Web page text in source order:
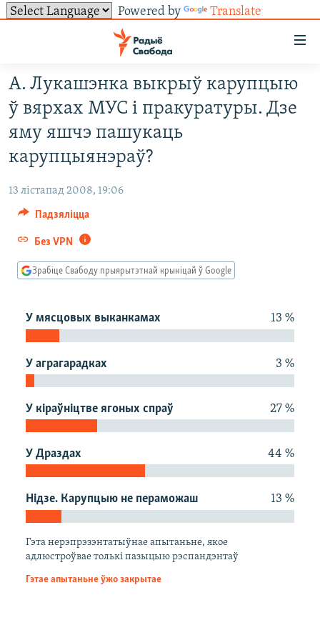
Powered by Translate
ўнівэрсальнага
доступу
Перайсьці
да
галоўнага
зьместу
Перайсьці
да
галоўнай
навігацыі
Перайсьці
пошуку
НАВІНЫ
УСЕ НАВІНЫ
ВІДЭА І ФОТА
ПАЛІТЫКА
ЭКАНОМІКА
БЕЛАРУСЫ НА ВАЙНЕ
КУЛЬТУРА
ТОЛЬКІ НА СВАБОДЗЕ
ТЭСТЫ
ГІСТОРЫЯ НА СВАБОДЗЕ
ПАДКАСТЫ
АЎДЫЁКНІГІ
СУВЯЗЬ
ПАДЗЯЛІЦЦА ІНФАРМАЦЫЯЙ
ПАДПІСАЦЦА
ПАДКАСТЫ
TWITTER
САЧЫЦЕ ЗА АБНАЎЛЕНЬНЯМІ
А. Лукашэнка выкрыў карупцыю
ў вярхах МУС і пракуратуры. Дзе
яму яшчэ пашукаць
карупцыянэраў?
13 лістапад 2008, 19:06
Падзяліцца
Без VPN
Зрабіце Свабоду прыярытэтнай крыніцай ў Google
У мясцовых выканкамах 13 %
У аграгарадках 3 %
У кіраўніцтве ягоных спраў 27 %
У Драздах 44 %
Нідзе. Карупцыю не пераможаш 13 %
Гэта нерэпрэзэнтатыўнае апытаньне, якое
адлюстроўвае толькі пазыцыю рэспандэнтаў
Гэтае апытаньне ўжо закрытае